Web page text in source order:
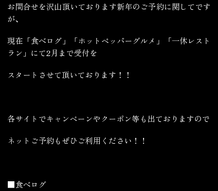
お問合せを沢山頂いております新年のご予約に関してです
が、
現在「食べログ」「ホットペッパーグルメ」「一休レスト
ラン」にて2月まで受付を
スタートさせて頂いております！！
各サイトでキャンペーンやクーポン等も出ておりますので
ネットご予約もぜひご利用ください！！
■食べログ